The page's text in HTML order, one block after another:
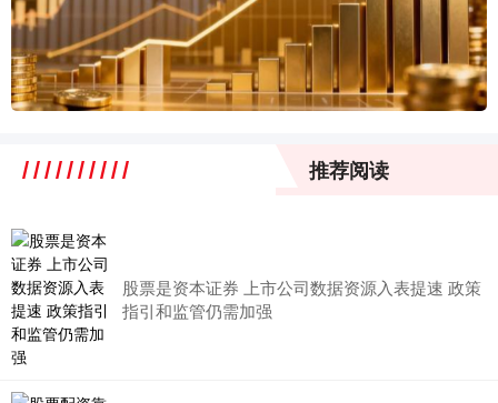
推荐阅读
股票是资本证券 上市公司数据资源入表提速 政策
指引和监管仍需加强